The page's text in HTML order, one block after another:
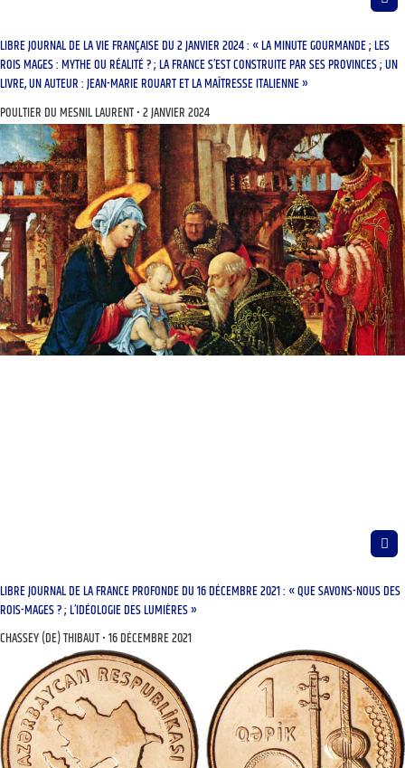
LIBRE JOURNAL DE LA VIE FRANÇAISE DU 2 JANVIER 2024 : « LA MINUTE GOURMANDE ; LES
ROIS MAGES : MYTHE OU RÉALITÉ ? ; LA FRANCE S’EST CONSTRUITE PAR SES PROVINCES ; UN
LIVRE, UN AUTEUR : JEAN-MARIE ROUART ET LA MAÎTRESSE ITALIENNE »
POULTIER DU MESNIL LAURENT 2 JANVIER 2024
LIBRE JOURNAL DE LA FRANCE PROFONDE DU 16 DÉCEMBRE 2021 : « QUE SAVONS-NOUS DES
ROIS-MAGES ? ; L’IDÉOLOGIE DES LUMIÈRES »
CHASSEY (DE) THIBAUT 16 DÉCEMBRE 2021